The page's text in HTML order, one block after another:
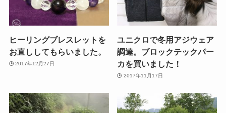
ヒーリングブレスレットを
お直ししてもらいました。
2017年12月27日
ユニクロで冬用アジウェア
調達。ブロックテックパー
カを買いました！
2017年11月17日